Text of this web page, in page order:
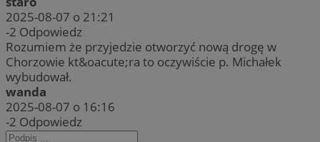
2025-08-07 o 21:21
-2 Odpowiedz
Rozumiem że przyjedzie otworzyć nową drogę w
Chorzowie kt&oacute;ra to oczywiście p. Michałek
wybudował.
wanda
2025-08-07 o 16:16
-2 Odpowiedz